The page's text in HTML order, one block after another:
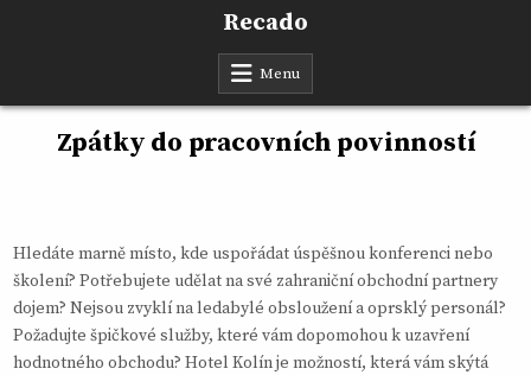
Recado
Menu
Zpátky do pracovních povinností
Hledáte marně místo, kde uspořádat úspěšnou konferenci nebo
školení? Potřebujete udělat na své zahraniční obchodní partnery
dojem? Nejsou zvyklí na ledabylé obsloužení a oprsklý personál?
Požadujte špičkové služby, které vám dopomohou k uzavření
hodnotného obchodu?Hotel Kolínje možností, která vám skýtá